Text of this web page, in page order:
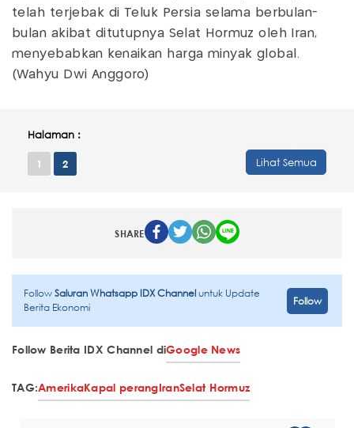
telah terjebak di Teluk Persia selama berbulan-
bulan akibat ditutupnya Selat Hormuz oleh Iran,
menyebabkan kenaikan harga minyak global.
(Wahyu Dwi Anggoro)
Halaman :
1 2 Lihat Semua
SHARE
FollowSaluran Whatsapp IDX Channeluntuk Update
Berita Ekonomi
Follow
Follow Berita IDX Channel diGoogle News
TAG:AmerikaKapal perangIranSelat Hormuz